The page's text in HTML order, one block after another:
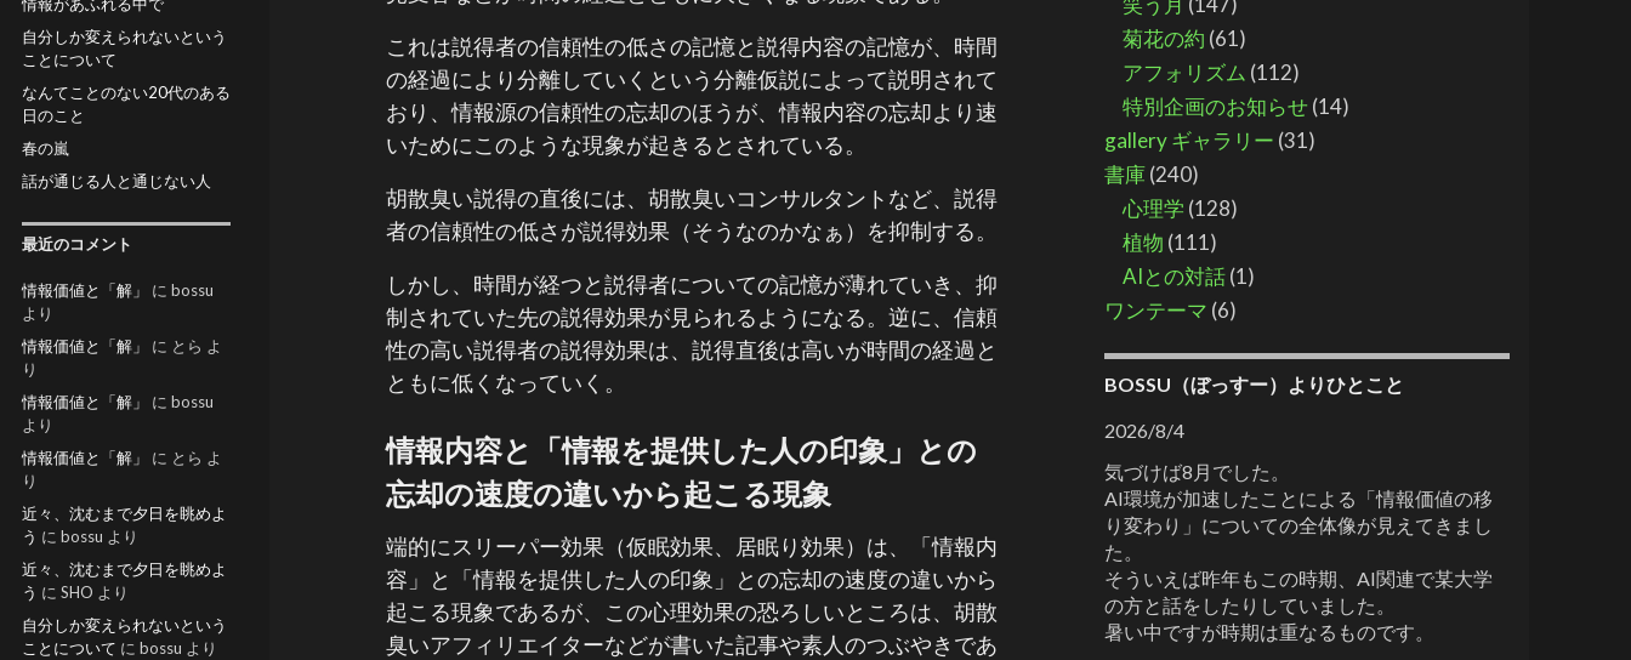
これは説得者の信頼性の低さの記憶と説得内容の記憶が、時間
の経過により分離していくという分離仮説によって説明されて
おり、情報源の信頼性の忘却のほうが、情報内容の忘却より速
いためにこのような現象が起きるとされている。
胡散臭い説得の直後には、胡散臭いコンサルタントなど、説得
者の信頼性の低さが説得効果（そうなのかなぁ）を抑制する。
しかし、時間が経つと説得者についての記憶が薄れていき、抑
制されていた先の説得効果が見られるようになる。逆に、信頼
性の高い説得者の説得効果は、説得直後は高いが時間の経過と
ともに低くなっていく。
情報内容と「情報を提供した人の印象」との
忘却の速度の違いから起こる現象
端的にスリーパー効果（仮眠効果、居眠り効果）は、「情報内
容」と「情報を提供した人の印象」との忘却の速度の違いから
起こる現象であるが、この心理効果の恐ろしいところは、胡散
臭いアフィリエイターなどが書いた記事や素人のつぶやきであ
菊花の約 (61)
アフォリズム (112)
特別企画のお知らせ(14)
gallery ギャラリー (31)
書庫(240)
心理学 (128)
植物 (111)
AIとの対話(1)
ワンテーマ (6)
BOSSU（ぼっすー）よりひとこと
2026/8/4
気づけば8月でした。
AI環境が加速したことによる「情報価値の移
り変わり」についての全体像が見えてきまし
た。
そういえば昨年もこの時期、AI関連で某大学
の方と話をしたりしていました。
暑い中ですが時期は重なるものです。
自分しか変えられないという
ことについて
なんてことのない20代のある
日のこと
春の嵐
話が通じる人と通じない人
最近のコメント
情報価値と「解」 に bossu
より
情報価値と「解」
に とら よ
り
情報価値と「解」
に bossu
より
情報価値と「解」
に とら よ
り
近々、沈むまで夕日を眺めよ
う に bossu より
近々、沈むまで夕日を眺めよ
う に SHO より
自分しか変えられないという
ことについて に bossu より